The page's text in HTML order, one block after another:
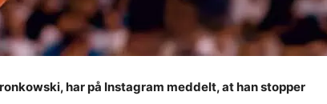
har på Instagram meddelt, at han stopper